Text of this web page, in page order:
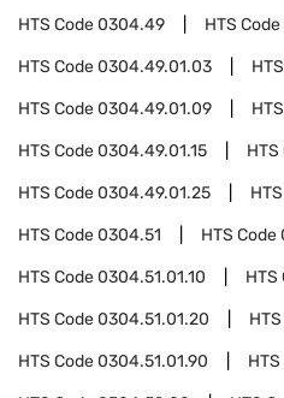
HTS Code0304.49 HTS Code
HTS Code0304.49.01.03
HTS Code0304.49.01.09
HTS Code0304.49.01.15 HTS
HTS Code0304.49.01.25
HTS Code0304.51 HTS Code
HTS Code0304.51.01.10 HTS
HTS Code0304.51.01.20
HTS Code0304.51.01.90